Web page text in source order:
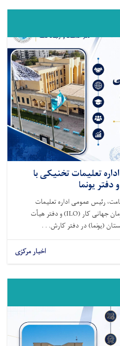
تعلیمات تخنیکی با
یونما
رئیس عمومی اداره تعلیمات
تخنیکی و مسلکی، با هیأتی از سازمان جهانی کار (ILO) و دفتر هیأت
(یونما) در دفتر کارش. . .
اخبار مرکزی